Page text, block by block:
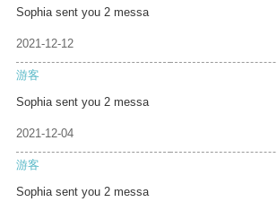
Sophia sent you 2 messa
2021-12-12
游客
Sophia sent you 2 messa
2021-12-04
游客
Sophia sent you 2 messa